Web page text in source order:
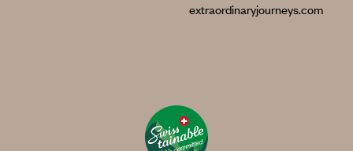
extraordinaryjourneys.com